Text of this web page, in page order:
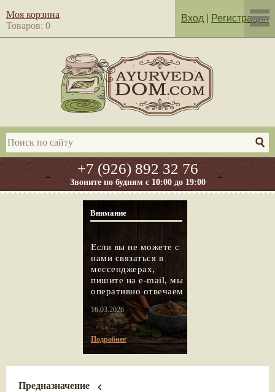
+7 (926) 892 32 76
Звоните по будням с 10:00 до 19:00
Моя корзина
Товаров: 0
Вход Регистрация
Внимание
Если вы не можете с
нами связаться в
мессенджерах,
пишите на e-mail, мы
оперативно отвечаем
16.03.2026
Подробнее
Предназначение